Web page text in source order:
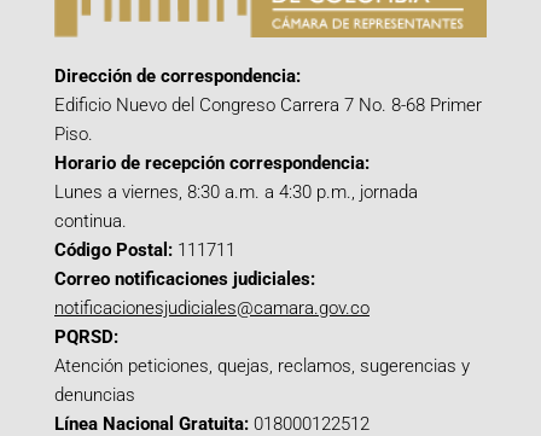
Dirección de correspondencia:
Edificio Nuevo del Congreso Carrera 7 No. 8-68 Primer
Piso.
Horario de recepción correspondencia:
Lunes a viernes, 8:30 a.m. a 4:30 p.m., jornada
continua.
Código Postal: 111711
Correo notificaciones judiciales:
notificacionesjudiciales@camara.gov.co
PQRSD:
Atención peticiones, quejas, reclamos, sugerencias y
denuncias
Línea Nacional Gratuita: 018000122512